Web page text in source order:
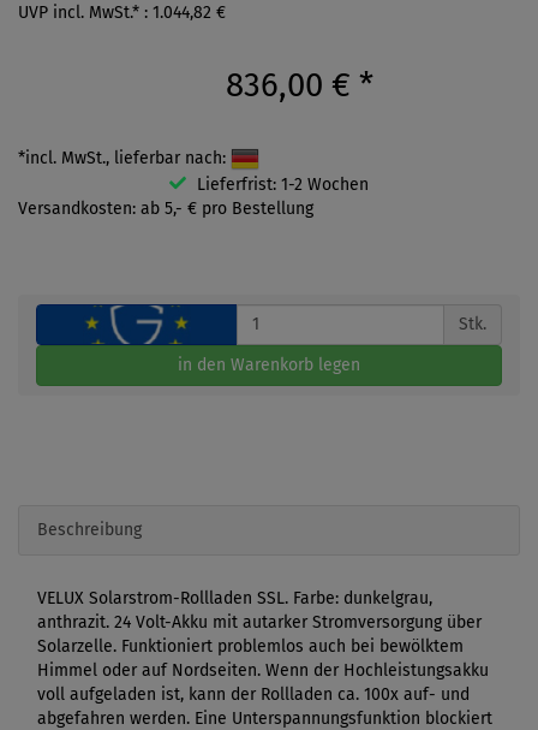
UVP incl. MwSt.* : 1.044,82 €
836,00 € *
*incl. MwSt., lieferbar nach:
Lieferfrist: 1-2 Wochen
Versandkosten: ab 5,- € pro Bestellung
Stk.
in den Warenkorb legen
Beschreibung
VELUX Solarstrom-Rollladen SSL. Farbe: dunkelgrau,
anthrazit. 24 Volt-Akku mit autarker Stromversorgung über
Solarzelle. Funktioniert problemlos auch bei bewölktem
Himmel oder auf Nordseiten. Wenn der Hochleistungsakku
voll aufgeladen ist, kann der Rollladen ca. 100x auf- und
abgefahren werden. Eine Unterspannungsfunktion blockiert